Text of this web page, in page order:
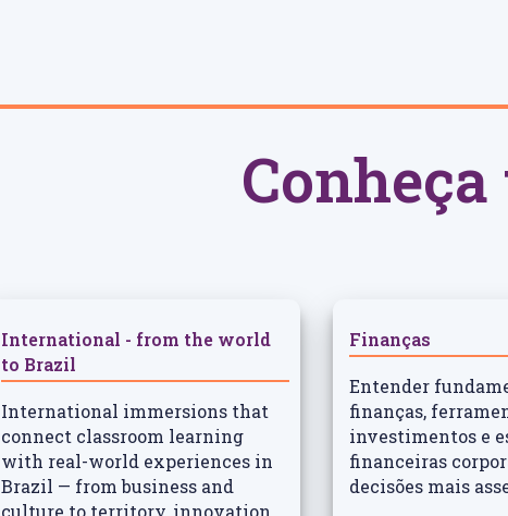
International - from the world
to Brazil
International immersions that
connect classroom learning
with real-world experiences in
Brazil — from business and
culture to territory, innovation,
Finanças
Entender
finanças,
investimentos e
financeiras
decisões mais